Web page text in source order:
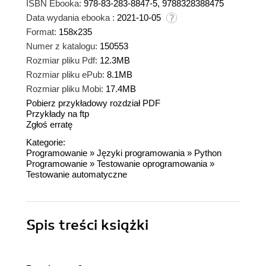
ISBN Ebooka: 978-83-283-8847-5, 9788328388475
Data wydania ebooka : 2021-10-05
Format: 158x235
Numer z katalogu: 150553
Rozmiar pliku Pdf: 12.3MB
Rozmiar pliku ePub: 8.1MB
Rozmiar pliku Mobi: 17.4MB
Pobierz przykładowy rozdział PDF
Przykłady na ftp
Zgłoś erratę
Kategorie:
Programowanie » Języki programowania » Python
Programowanie » Testowanie oprogramowania »
Testowanie automatyczne
Spis treści książki